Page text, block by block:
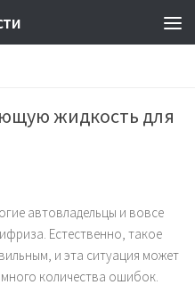
жидкость для
автовладельцы и вовсе
Естественно, такое
и эта ситуация может
количества ошибок.